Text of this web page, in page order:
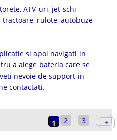
ATV-uri, jet-schi
rulote, autobuze
si apoi navigati in
a alege bateria care se
nevoie de support in
contactati.
1 2 3